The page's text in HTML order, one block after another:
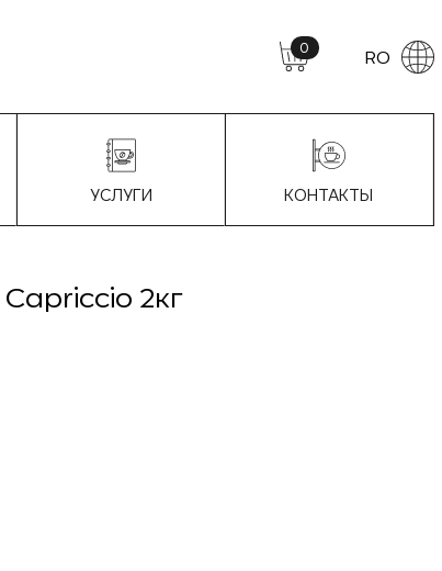
0 RO
УСЛУГИ КОНТАКТЫ
2кг